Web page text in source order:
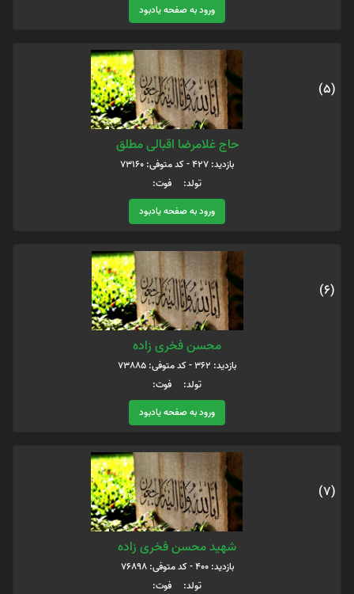
ورود به صفحه یادبود
(5)
حاج غلامرضا اقبالی مطلق
بازدید: 427 - کد متوفی: 73160
تولد: فوت:
ورود به صفحه یادبود
(6)
محسن فخری زاده
بازدید: 362 - کد متوفی: 73885
تولد: فوت:
ورود به صفحه یادبود
(7)
شهید محسن فخری زاده
بازدید: 400 - کد متوفی: 76898
تولد: فوت: